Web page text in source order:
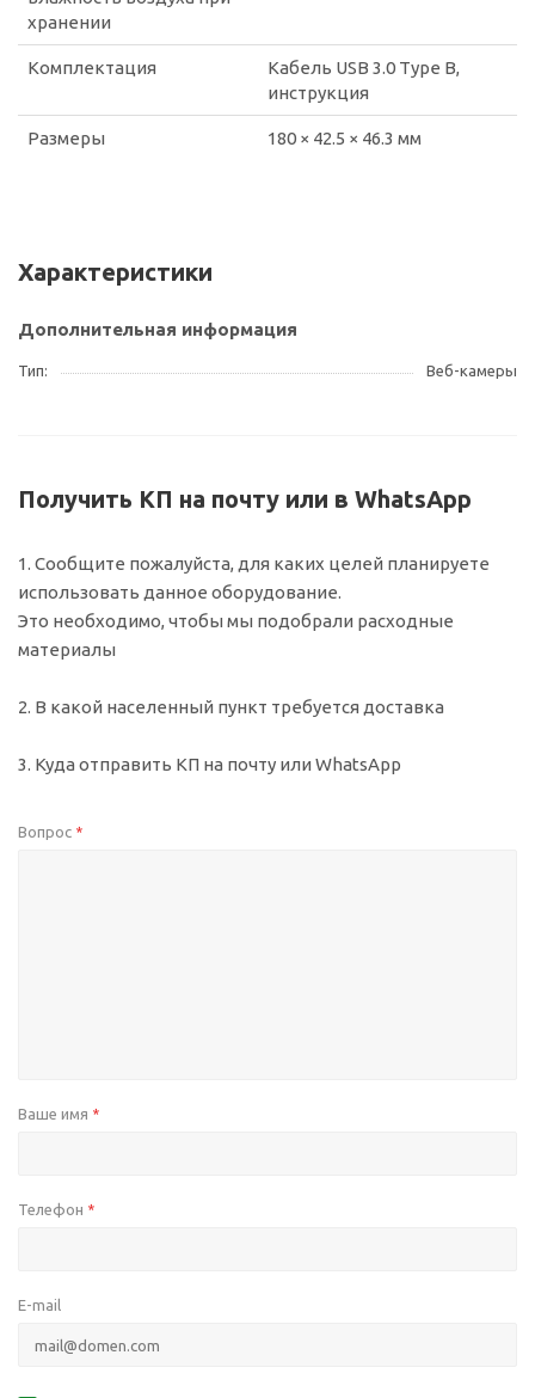
хранении
Комплектация
Кабель USB 3.0 Type B,
инструкция
Размеры 180 × 42.5 × 46.3 мм
Характеристики
Дополнительная информация
Тип Веб-камеры
Получить КП на почту или в WhatsApp
1. Сообщите пожалуйста, для каких целей планируете
использовать данное оборудование.
Это необходимо, чтобы мы подобрали расходные
материалы
2. В какой населенный пункт требуется доставка
3. Куда отправить КП на почту или WhatsApp
Вопрос *
Ваше имя *
Телефон *
E-mail